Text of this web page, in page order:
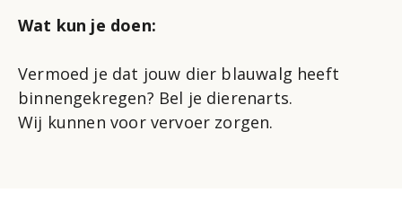
Wat kun je doen:
Vermoed je dat jouw dier blauwalg heeft
binnengekregen? Bel je dierenarts.
Wij kunnen voor vervoer zorgen.